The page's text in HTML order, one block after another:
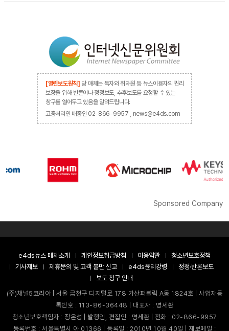
[열린보도원칙] 당 매체는 독자와 취재원 등 뉴스이용자의 권리
보장을 위해 반론이나 정정보도, 추후보도를 요청할 수 있는
창구를 열어두고 있음을 알려드립니다.
고충처리인 배종인 02-866-9957 , news@e4ds.com
Sponsored Company
e4ds뉴스 매체소개 개인정보취급방침 이용약관
청소년보호정책
기사제보
제휴문의 및 고객 불만 신고 e4ds윤리강령
정정·반론보도
보도 청구 안내
(주)채널5코리아 | 서울 금천구 디지털로 178 가산퍼블릭 A동 1824호 | 사업자등
록번호 : 113-86-36448 | 대표자 : 명세환
청소년보호책임자 : 장은성 | 발행인, 편집인 : 명세환 | 전화 : 02-866-9957
등록번호 : 서울특별시 아 01366 | 등록일 : 2010년 10월 40일 | 제보메일 :